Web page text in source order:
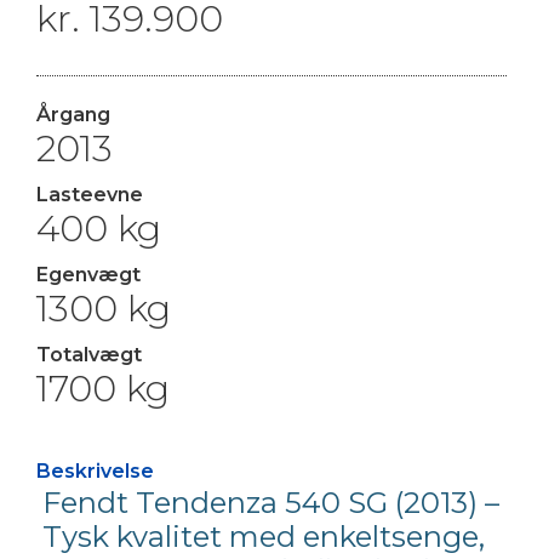
Kampagnevogne
Udlejning
Personale
Cookie & Privatlivspolitik
kr. 139.900
Årgang
2013
Lasteevne
400 kg
Egenvægt
1300 kg
Totalvægt
1700 kg
Beskrivelse
Fendt Tendenza 540 SG (2013) –
Tysk kvalitet med enkeltsenge,